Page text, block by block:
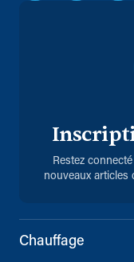
Restez
nouveaux articles
Chauffage